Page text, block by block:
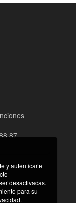
87
y autenticarte
desactivadas.
para su
.